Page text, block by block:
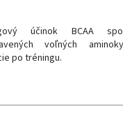
účinok BCAA
voľných
po tréningu.